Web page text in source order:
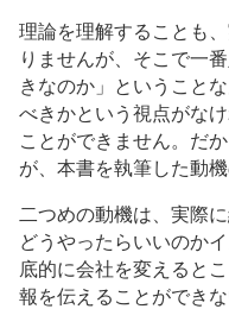
理論を理解することも
りませんが、そこで一
きなのか」ということ
べきかという視点がな
ことができません。だ
が、本書を執筆した動機
二つめの動機は、実際
どうやったらいいのか
底的に会社を変えると
報を伝えることができ